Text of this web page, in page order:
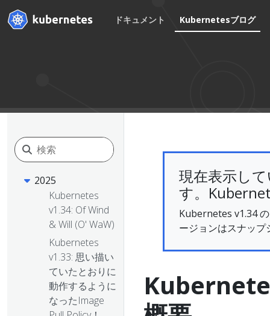
ドキュメント Kubernetesブログ
2025
Kubernetes
v1.34: Of Wind
& Will (O' WaW)
Kubernetes
v1.33: 思い描い
ていたとおりに
動作するように
なったImage
現在表示し
す。
Kubernetes v1.34
ージョンはスナッ